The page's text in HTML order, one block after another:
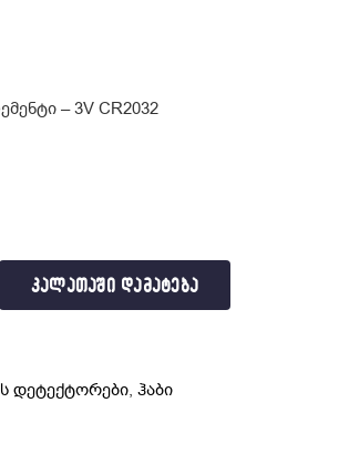
– 3V CR2032
ᲙᲐᲚᲐᲗᲐᲨᲘ ᲓᲐᲛᲐᲢᲔᲑᲐ
დეტექტორები, ჰაბი